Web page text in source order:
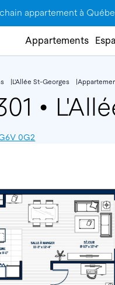
appartement à
Appartements
L'Allée St-Georges
•
0G2